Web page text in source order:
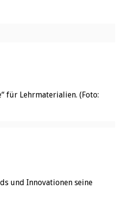
für Lehrmaterialien. (Foto:
und Innovationen seine